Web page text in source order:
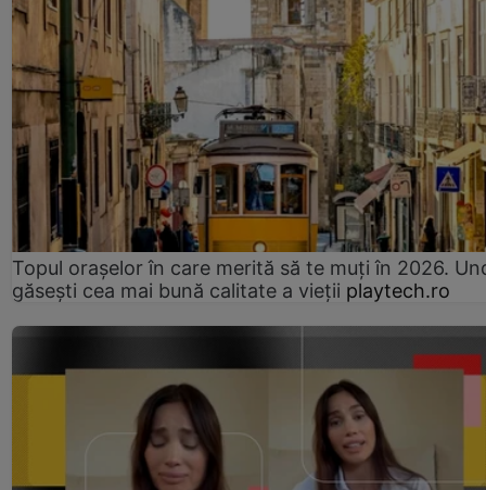
Topul orașelor în care merită să te muți în 2026.
găsești cea mai bună calitate a vieții playtech.ro